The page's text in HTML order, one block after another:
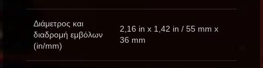
Διάμετρος και
διαδρομή εμβόλων
(in/mm)
2,16 in x 1,42 in / 55 mm x
36 mm